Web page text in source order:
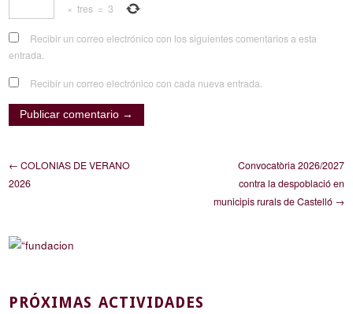
× tres = 3
Recibir un correo electrónico con los siguientes comentarios a esta
entrada.
Recibir un correo electrónico con cada nueva entrada.
← COLONIAS DE VERANO
2026
Convocatòria 2026/2027
contra la despoblació en
municipis rurals de Castelló →
PRÓXIMAS ACTIVIDADES